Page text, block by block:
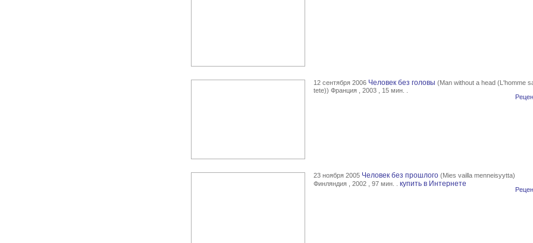
12 сентября 2006 Человек без головы (Man without a head (L'homme
tete)) Франция , 2003 , 15 мин. .
23 ноября 2005 Человек без прошлого (Mies vailla menneisyytta)
Финляндия , 2002 , 97 мин. .
купить в Интернете